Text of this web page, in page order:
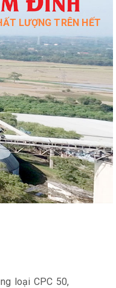
LƯỢNG TRÊN HẾT
loại CPC 50,